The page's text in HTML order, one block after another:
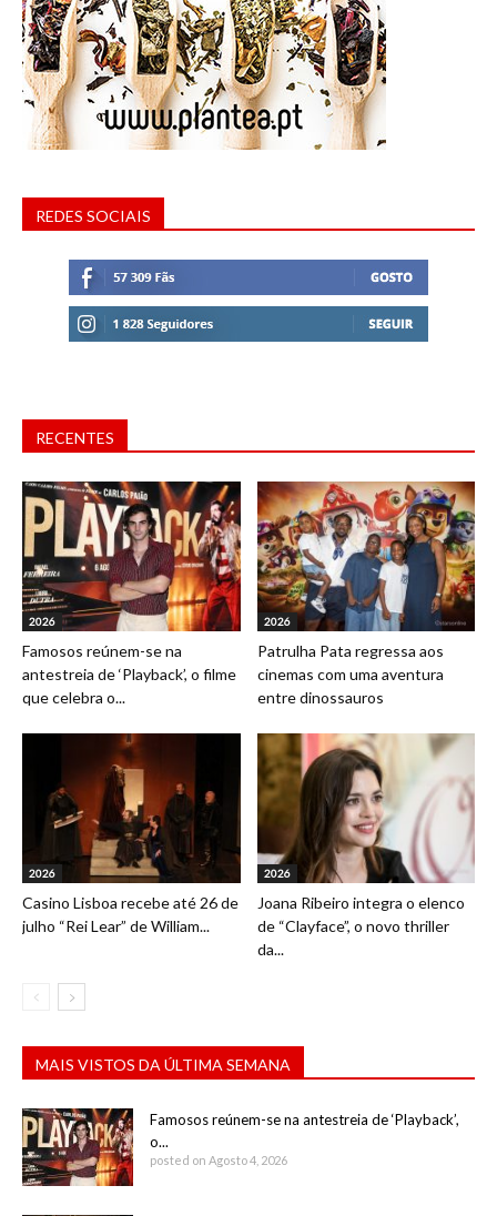
REDES SOCIAIS
RECENTES
2026
Famosos reúnem-se na
antestreia de ‘Playback’, o filme
que celebra o...
2026
Patrulha Pata regressa aos
cinemas com uma aventura
entre dinossauros
2026
Casino Lisboa recebe até 26 de
julho “Rei Lear” de William...
2026
Joana Ribeiro integra o elenco
de “Clayface”, o novo thriller
da...
MAIS VISTOS DA ÚLTIMA SEMANA
Famosos reúnem-se na antestreia de ‘Playback’,
o...
posted on Agosto 4, 2026